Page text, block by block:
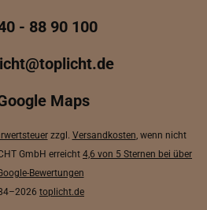
- 88 90 100
Maps
zzgl. Versandkosten, wenn nicht
GmbH erreicht 4,6 von 5 Sternen bei über
Bewertungen
toplicht.de